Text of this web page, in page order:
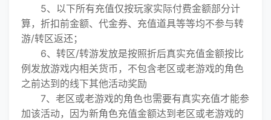
5、以下所有充值仅按玩家实际付费金额部分计
算，折扣前金额、代金券、充值道具等等均不参与转
游/转区返还；
6、转区/转游发放是按照折后真实充值金额按比
例发放游戏内相关货币，不包含老区或老游戏的角色
之前达到的线下其他活动奖励
7、老区或老游戏的角色也需要有真实充值才能参
加该活动，因为新角色充值金额达到老区或老游戏的